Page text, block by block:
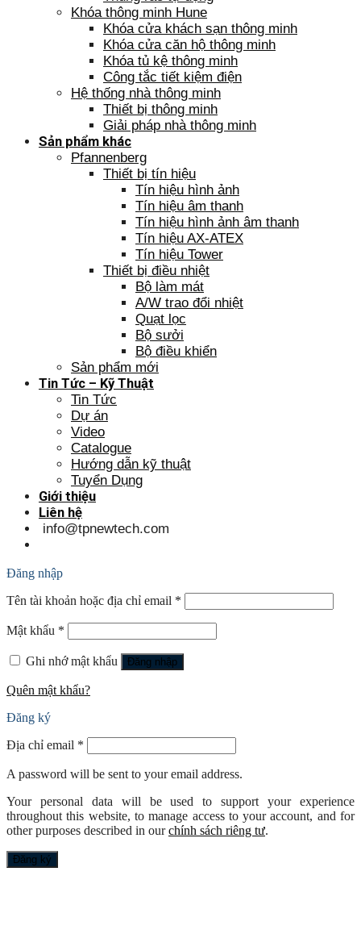
Khóa thông minh Hune
Khóa cửa khách sạn thông minh
Khóa cửa căn hộ thông minh
Khóa tủ kệ thông minh
Công tắc tiết kiệm điện
Hệ thống nhà thông minh
Thiết bị thông minh
Giải pháp nhà thông minh
Sản phẩm khác
Pfannenberg
Thiết bị tín hiệu
Tín hiệu hình ảnh
Tín hiệu âm thanh
Tín hiệu hình ảnh âm thanh
Tín hiệu AX-ATEX
Tín hiệu Tower
Thiết bị điều nhiệt
Bộ làm mát
A/W trao đổi nhiệt
Quạt lọc
Bộ sưởi
Bộ điều khiển
Sản phẩm mới
Tin Tức – Kỹ Thuật
Tin Tức
Dự án
Video
Catalogue
Hướng dẫn kỹ thuật
Tuyển Dụng
Giới thiệu
Liên hệ
info@tpnewtech.com
Đăng nhập
Tên tài khoản hoặc địa chỉ email *
Mật khẩu *
Ghi nhớ mật khẩu Đăng nhập
Quên mật khẩu?
Đăng ký
Địa chỉ email *
A password will be sent to your email address.
Your personal data will be used to support your experience
throughout this website, to manage access to your account, and for
other purposes described in ourchính sách riêng tư.
Đăng ký